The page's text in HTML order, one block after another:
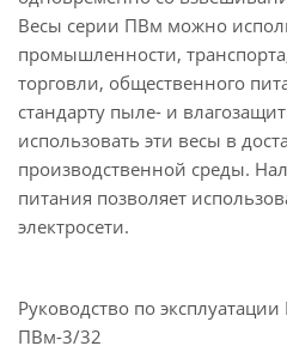
Весы серии ПВм можно
промышленности,
торговли, общественного
стандарту пыле- и
использовать эти весы в
производственной среды.
питания позволяет
электросети.
Руководство по
ПВм-3/32